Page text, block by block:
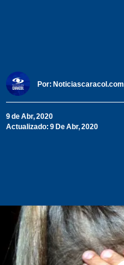
Por: Noticiascaracol.com
9 de Abr, 2020
Actualizado: 9 De Abr, 2020